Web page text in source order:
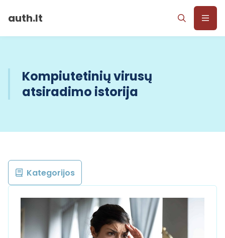
auth.lt
Kompiutetinių virusų
atsiradimo istorija
Kategorijos